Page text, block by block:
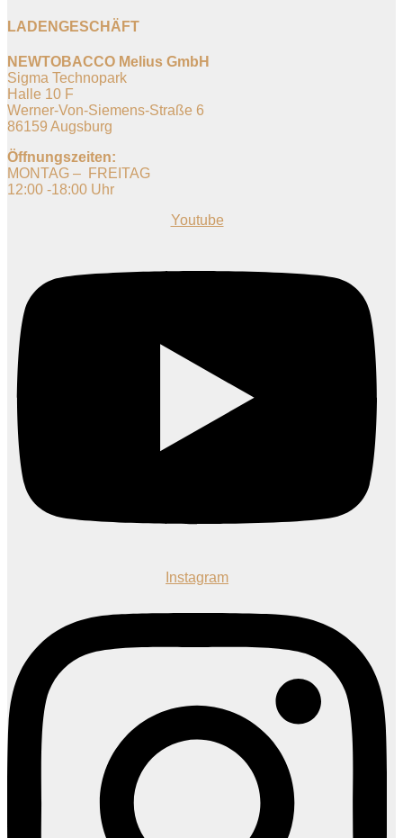
LADENGESCHÄFT
NEWTOBACCO Melius GmbH
Sigma Technopark
Halle 10 F
Werner-Von-Siemens-Straße 6
86159 Augsburg
Öffnungszeiten:
MONTAG – FREITAG
12:00 -18:00 Uhr
Youtube
Instagram